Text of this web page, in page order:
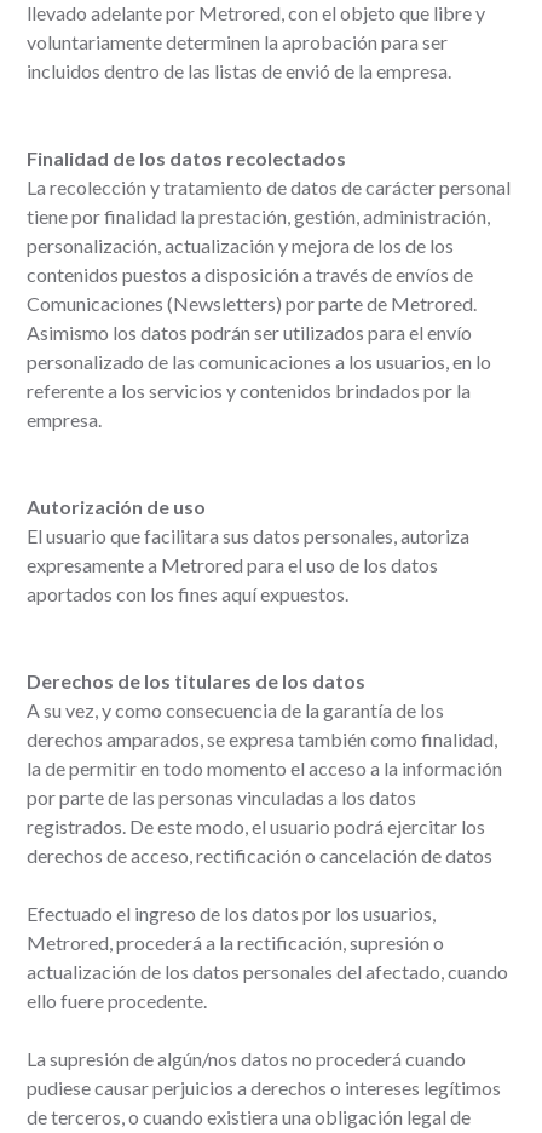
llevado adelante por Metrored, con el objeto que libre y
voluntariamente determinen la aprobación para ser
incluidos dentro de las listas de envió de la empresa.
Finalidad de los datos recolectados
La recolección y tratamiento de datos de carácter personal
tiene por finalidad la prestación, gestión, administración,
personalización, actualización y mejora de los de los
contenidos puestos a disposición a través de envíos de
Comunicaciones (Newsletters) por parte de Metrored.
Asimismo los datos podrán ser utilizados para el envío
personalizado de las comunicaciones a los usuarios, en lo
referente a los servicios y contenidos brindados por la
empresa.
Autorización de uso
El usuario que facilitara sus datos personales, autoriza
expresamente a Metrored para el uso de los datos
aportados con los fines aquí expuestos.
Derechos de los titulares de los datos
A su vez, y como consecuencia de la garantía de los
derechos amparados, se expresa también como finalidad,
la de permitir en todo momento el acceso a la información
por parte de las personas vinculadas a los datos
registrados. De este modo, el usuario podrá ejercitar los
derechos de acceso, rectificación o cancelación de datos
Efectuado el ingreso de los datos por los usuarios,
Metrored, procederá a la rectificación, supresión o
actualización de los datos personales del afectado, cuando
ello fuere procedente.
La supresión de algún/nos datos no procederá cuando
pudiese causar perjuicios a derechos o intereses legítimos
de terceros, o cuando existiera una obligación legal de